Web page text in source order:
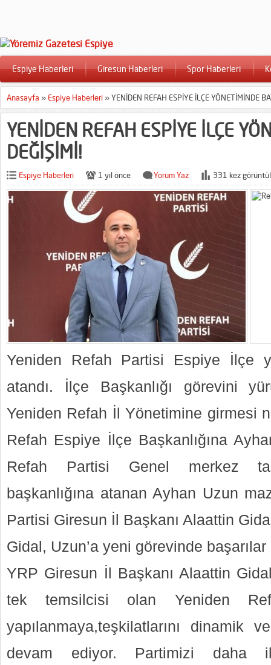
Espiye Haberleri Giresun Haberleri Spor Haberleri
Anasayfa » Espiye Haberleri »YENİDEN REFAH ESPİYE İLÇE YÖNETİMİNDE
YENİDEN REFAH ESPİYE İLÇE
DEĞİŞİMİ!
Espiye Haberleri 1 yıl önce Yorum Yaz 331 kez
Yeniden Refah Partisi Espiye İlçe
atandı. İlçe Başkanlığı görevini
Yeniden Refah İl Yönetimine girmesi
Refah Espiye İlçe Başkanlığına
Refah Partisi Genel merkez
başkanlığına atanan Ayhan Uzun
Partisi Giresun İl Başkanı Alaattin
Gidal, Uzun’a yeni görevinde
YRP Giresun İl Başkanı Alaattin
tek temsilcisi olan Yeniden
yapılanmaya,teşkilatlarını dinamik
devam ediyor. Partimizi daha